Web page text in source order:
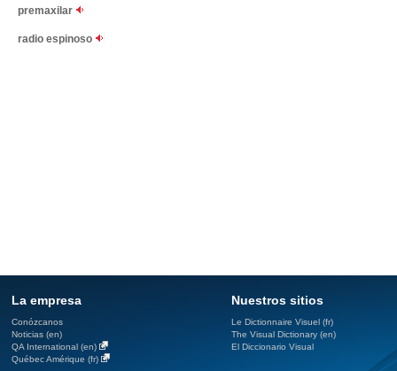
premaxilar
radio espinoso
La empresa
Conózcanos
Noticias (en)
QA International (en)
Québec Amérique (fr)
Nuestros sitios
Le Dictionnaire Visuel (fr)
The Visual Dictionary (en)
El Diccionario Visual